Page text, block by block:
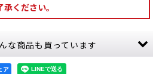
ください。
な商品も買っています
ア